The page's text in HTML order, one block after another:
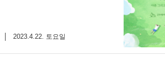
2023.4.22. 토요일